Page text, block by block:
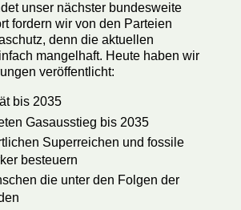
unser nächster bundesweite
fordern wir von den Parteien
denn die aktuellen
mangelhaft. Heute haben wir
veröffentlicht:
bis 2035
Gasausstieg bis 2035
Superreichen und fossile
besteuern
die unter den Folgen der